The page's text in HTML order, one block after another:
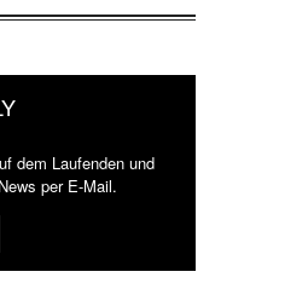
dem Laufenden und
per E-Mail.